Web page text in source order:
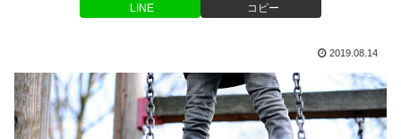
LINE コピー
2019.08.14